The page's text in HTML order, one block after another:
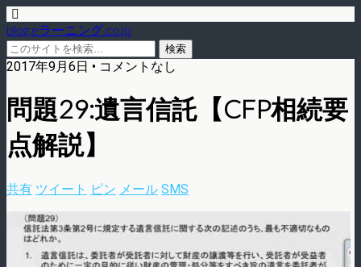
blog.eラーニング.co.jp
2017年9月6日 • コメントなし
問題29:遺言信託【CFP相続要
点解説】
共有 ツイート ピン メール SMS